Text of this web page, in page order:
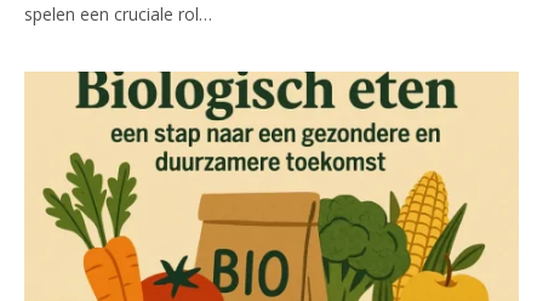
spelen een cruciale rol…